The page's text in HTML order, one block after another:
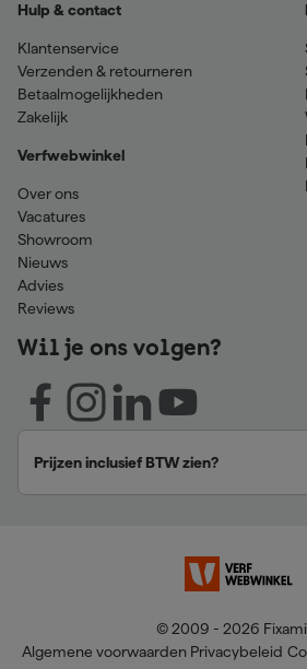
Hulp & contact
Klantenservice
Verzenden & retourneren
Betaalmogelijkheden
Zakelijk
Verfwebwinkel
Over ons
Vacatures
Showroom
Nieuws
Advies
Reviews
Wil je ons volgen?
Prijzen inclusief BTW zien?
© 2009 - 2026 Fixami
Algemene voorwaarden Privacybeleid